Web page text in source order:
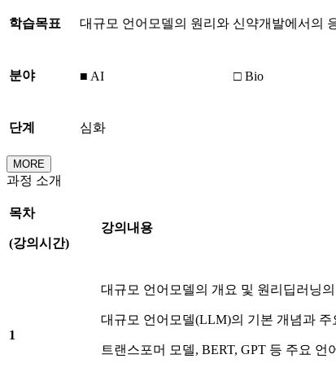
학습목표 대규모 언어모델의 원리와 신약개발에서의
분야 ■ AI □ Bio
단계 심화
MORE
과정 소개
목차
(강의시간)
강의내용
1
대규모 언어모델의 개요 및 원리딥러닝
대규모 언어모델(LLM)의 기본 개념과 주
트랜스포머 모델, BERT, GPT 등 주요 언